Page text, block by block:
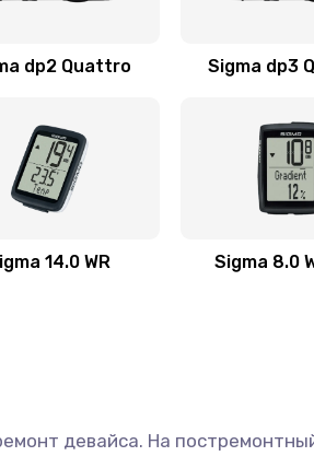
dp2 Quattro Sigma dp3
14.0 WR Sigma 8.0
девайса. На